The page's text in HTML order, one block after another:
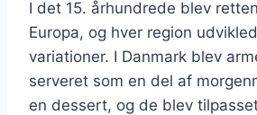
I det 15. århundrede blev
Europa, og hver region
variationer. I Danmark blev
serveret som en del af
en dessert, og de blev